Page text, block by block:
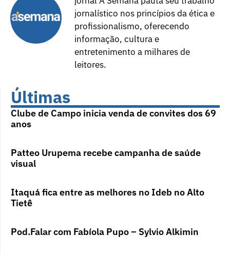
jornalístico nos princípios da ética e
profissionalismo, oferecendo
informação, cultura e
entretenimento a milhares de
leitores.
Últimas
Clube de Campo inicia venda de convites dos 69
anos
Patteo Urupema recebe campanha de saúde
visual
Itaquá fica entre as melhores no Ideb no Alto
Tietê
Pod.Falar com Fabíola Pupo – Sylvio Alkimin